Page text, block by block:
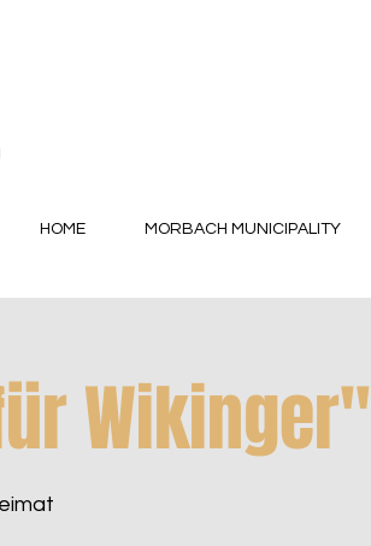
HOME MORBACH MUNICIPALITY
Wikinger"